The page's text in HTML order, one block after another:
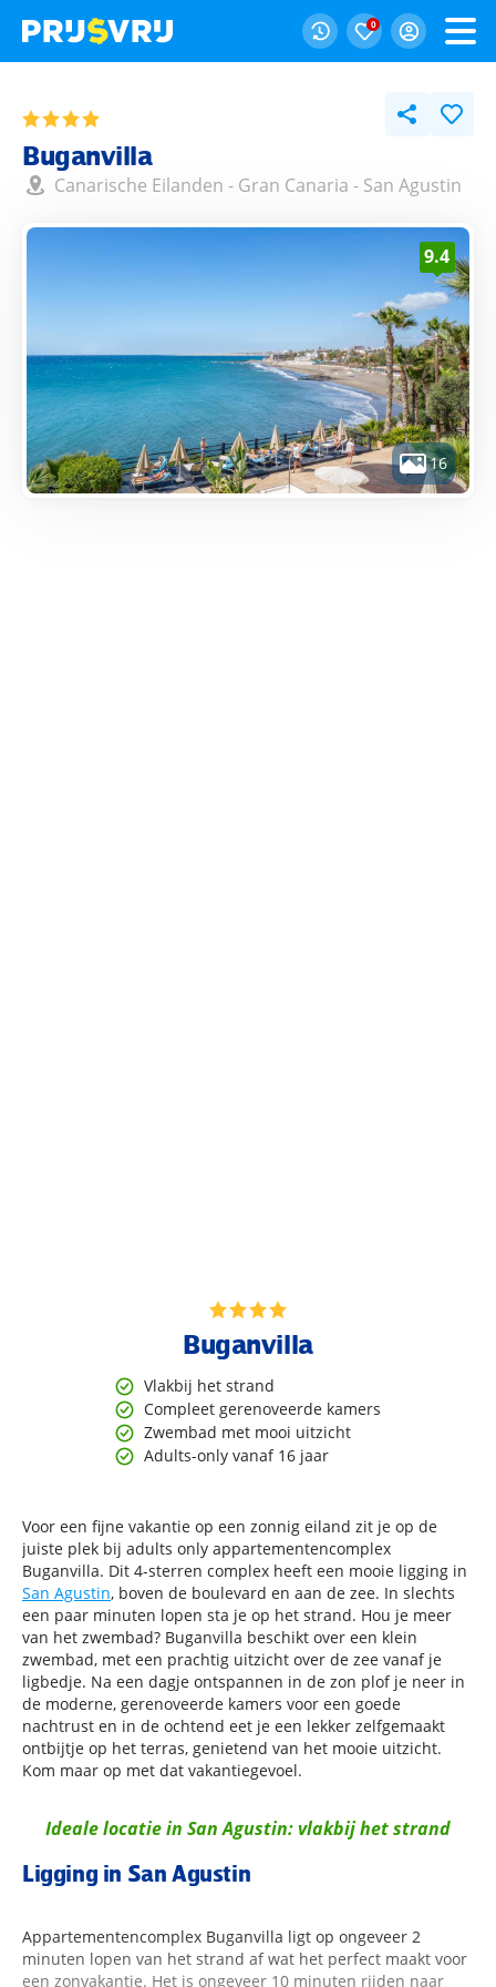
0
Buganvilla
Canarische Eilanden - Gran Canaria - San Agustin
16
9.4
Buganvilla
Vlakbij het strand
Compleet gerenoveerde kamers
Zwembad met mooi uitzicht
Adults-only vanaf 16 jaar
Voor een fijne vakantie op een zonnig eiland zit je op de
juiste plek bij adults only appartementencomplex
Buganvilla. Dit 4-sterren complex heeft een mooie ligging in
San Agustin, boven de boulevard en aan de zee. In slechts
een paar minuten lopen sta je op het strand. Hou je meer
van het zwembad? Buganvilla beschikt over een klein
zwembad, met een prachtig uitzicht over de zee vanaf je
ligbedje. Na een dagje ontspannen in de zon plof je neer in
de moderne, gerenoveerde kamers voor een goede
nachtrust en in de ochtend eet je een lekker zelfgemaakt
ontbijtje op het terras, genietend van het mooie uitzicht.
Kom maar op met dat vakantiegevoel.
Ideale locatie in San Agustin: vlakbij het strand
Ligging in San Agustin
Appartementencomplex Buganvilla ligt op ongeveer 2
minuten lopen van het strand af wat het perfect maakt voor
een zonvakantie. Het is ongeveer 10 minuten rijden naar